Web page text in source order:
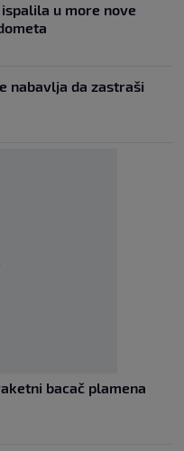
u more nove
nabavlja da zastraši
bacač plamena